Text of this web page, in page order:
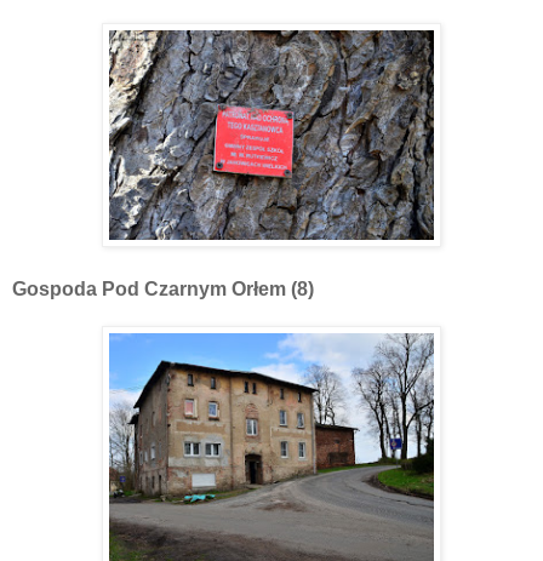
Gospoda Pod Czarnym Orłem (8)